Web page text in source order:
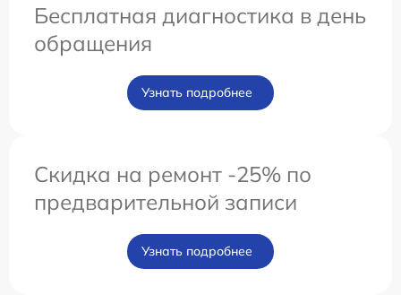
Бесплатная диагностика в день
обращения
Узнать подробнее
Скидка на ремонт -25% по
предварительной записи
Узнать подробнее